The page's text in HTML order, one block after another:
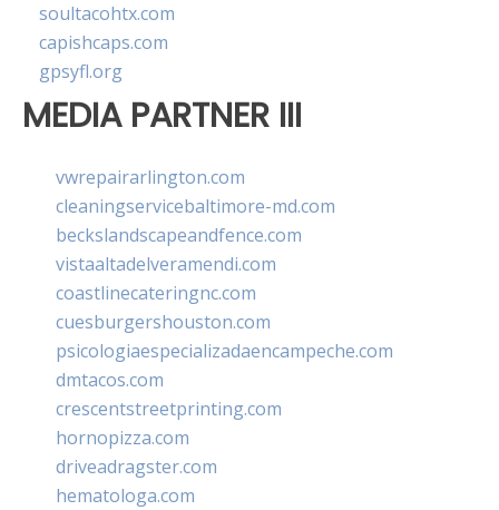
soultacohtx.com
capishcaps.com
gpsyfl.org
MEDIA PARTNER III
vwrepairarlington.com
cleaningservicebaltimore-md.com
beckslandscapeandfence.com
vistaaltadelveramendi.com
coastlinecateringnc.com
cuesburgershouston.com
psicologiaespecializadaencampeche.com
dmtacos.com
crescentstreetprinting.com
hornopizza.com
driveadragster.com
hematologa.com